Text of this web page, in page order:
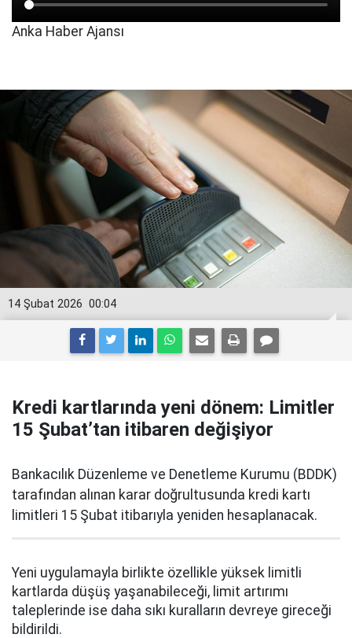
Anka Haber Ajansı
00:04
14 Şubat 2026
Kredi kartlarında yeni dönem: Limitler
15 Şubat’tan itibaren değişiyor
Bankacılık Düzenleme ve Denetleme Kurumu (BDDK)
tarafından alınan karar doğrultusunda kredi kartı
limitleri 15 Şubat itibarıyla yeniden hesaplanacak.
Yeni uygulamayla birlikte özellikle yüksek limitli
kartlarda düşüş yaşanabileceği, limit artırımı
taleplerinde ise daha sıkı kuralların devreye gireceği
bildirildi.